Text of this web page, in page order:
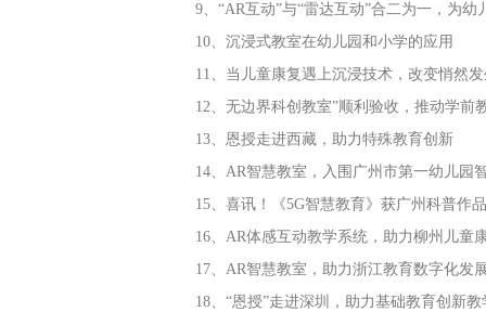
9、“AR互动”与“雷达互动”合二为一，为幼
10、沉浸式教室在幼儿园和小学的应用
11、当儿童康复遇上沉浸技术，改变悄然
12、无边界科创教室”顺利验收，推动学前
13、恩授走进西藏，助力特殊教育创新
14、AR智慧教室，入围广州市第一幼儿园
15、喜讯！《5G智慧教育》获广州科普作
16、AR体感互动教学系统，助力柳州儿童
17、AR智慧教室，助力浙江教育数字化发
18、“恩授”走进深圳，助力基础教育创新教